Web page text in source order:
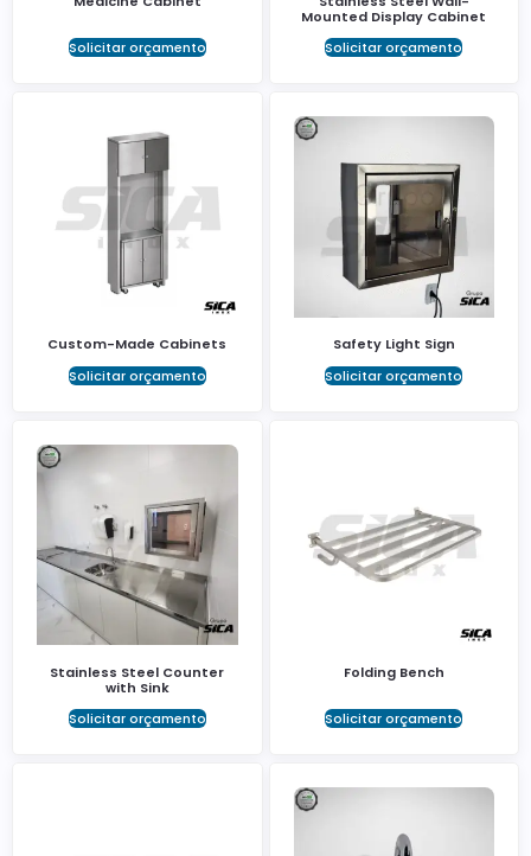
Solicitar orçamento
Mounted Display Cabinet
Solicitar orçamento
Custom-Made Cabinets
Solicitar orçamento
Safety Light Sign
Solicitar orçamento
Stainless Steel Counter
with Sink
Solicitar orçamento
Folding Bench
Solicitar orçamento